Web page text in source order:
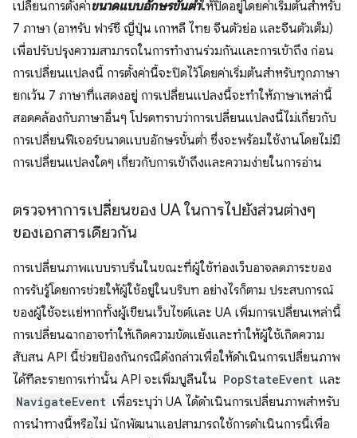
เปลี่ยนการตั้งค่าขนาดแบบอักษรขั้นต่ำให้ปิดอยู่โดยค่าเริ่มต้นสำหรับ
7 ภาษา (อาหรับ ฟาร์ซี ญี่ปุ่น เกาหลี ไทย จีนตัวย่อ และจีนตัวเต็ม)
เพื่อปรับปรุงความสามารถในการทำงานร่วมกันและการเข้าถึง ก่อน
การเปลี่ยนแปลงนี้ การตั้งค่านี้จะปิดไว้โดยค่าเริ่มต้นสำหรับทุกภาษา
ยกเว้น 7 ภาษาที่แสดงอยู่ การเปลี่ยนแปลงนี้จะทำให้ภาษาเหล่านี้
สอดคล้องกับภาษาอื่นๆ โปรดทราบว่าการเปลี่ยนแปลงนี้ไม่เกี่ยวกับ
การเปลี่ยนฟีเจอร์ขนาดแบบอักษรขั้นต่ำ ซึ่งจะพร้อมใช้งานโดยไม่มี
การเปลี่ยนแปลงใดๆ เกี่ยวกับการเข้าถึงและความง่ายในการอ่าน
ตรวจหาการเปลี่ยนของ UA ในการไปยังส่วนต่างๆ
ของเอกสารเดียวกัน
การเปลี่ยนภาพแบบราบรื่นในขณะที่ผู้ใช้ท่องเว็บอาจลดภาระของ
การรับรู้โดยการช่วยให้ผู้ใช้อยู่ในบริบท อย่างไรก็ตาม ประสบการณ์
ของผู้ใช้จะแย่หากทั้งผู้เขียนเว็บไซต์และ UA เพิ่มการเปลี่ยนเหล่านี้
การเปลี่ยนฉากอาจทำให้เกิดความขัดแย้งและทำให้ผู้ใช้เกิดความ
สับสน API นี้ช่วยป้องกันกรณีดังกล่าวเพื่อให้ดำเนินการเปลี่ยนภาพ
ได้ทีละรายการเท่านั้น API จะเพิ่มบูลีนใน PopStateEvent และ
NavigateEvent เพื่อระบุว่า UA ได้ดำเนินการเปลี่ยนภาพสําหรับ
การนําทางนี้หรือไม่ นักพัฒนาแอปสามารถใช้การดำเนินการนี้เพื่อ